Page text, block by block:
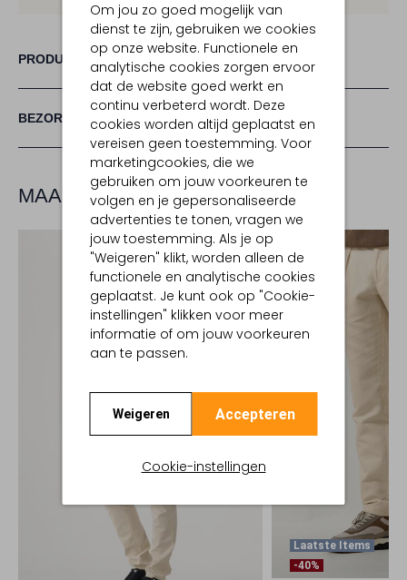
Om jou zo goed mogelijk van
dienst te zijn, gebruiken we cookies
op onze website. Functionele en
analytische cookies zorgen ervoor
dat de website goed werkt en
continu verbeterd wordt. Deze
cookies worden altijd geplaatst en
vereisen geen toestemming. Voor
marketingcookies, die we
gebruiken om jouw voorkeuren te
volgen en je gepersonaliseerde
advertenties te tonen, vragen we
jouw toestemming. Als je op
"Weigeren" klikt, worden alleen de
functionele en analytische cookies
geplaatst. Je kunt ook op "Cookie-
instellingen" klikken voor meer
informatie of om jouw voorkeuren
aan te passen.
Weigeren Accepteren
Cookie-instellingen
PRODUCT INFORMATIE
BEZORGEN & RETOURNEREN
MAAK JE LOOK COMPLEET
Laatste Items
-40%